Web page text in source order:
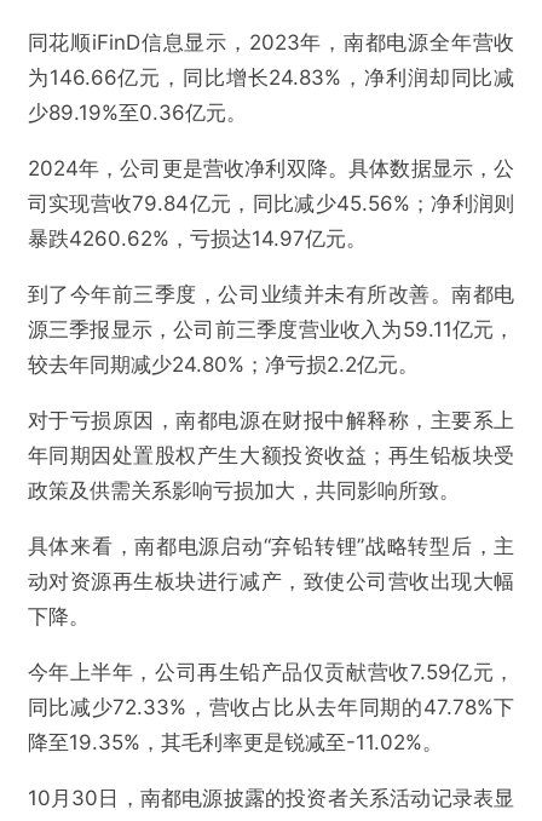
同花顺iFinD信息显示，2023年，南都电源全年营收
为146.66亿元，同比增长24.83%，净利润却同比减
少89.19%至0.36亿元。
2024年，公司更是营收净利双降。具体数据显示，公
司实现营收79.84亿元，同比减少45.56%；净利润则
暴跌4260.62%，亏损达14.97亿元。
到了今年前三季度，公司业绩并未有所改善。南都电
源三季报显示，公司前三季度营业收入为59.11亿元，
较去年同期减少24.80%；净亏损2.2亿元。
对于亏损原因，南都电源在财报中解释称，主要系上
年同期因处置股权产生大额投资收益；再生铅板块受
政策及供需关系影响亏损加大，共同影响所致。
具体来看，南都电源启动“弃铅转锂”战略转型后，主
动对资源再生板块进行减产，致使公司营收出现大幅
下降。
今年上半年，公司再生铅产品仅贡献营收7.59亿元，
同比减少72.33%，营收占比从去年同期的47.78%下
降至19.35%，其毛利率更是锐减至-11.02%。
10月30日，南都电源披露的投资者关系活动记录表显